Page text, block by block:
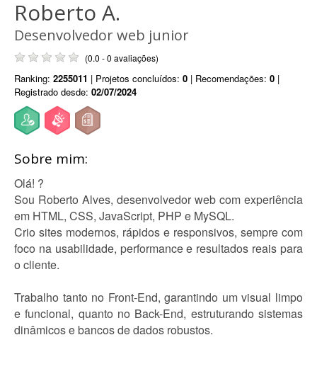
Roberto A.
Desenvolvedor web junior
(0.0 - 0 avaliações)
Ranking: 2255011 | Projetos concluídos: 0 | Recomendações: 0 |
Registrado desde: 02/07/2024
Sobre mim:
Olá! ?
Sou Roberto Alves, desenvolvedor web com experiência
em HTML, CSS, JavaScript, PHP e MySQL.
Crio sites modernos, rápidos e responsivos, sempre com
foco na usabilidade, performance e resultados reais para
o cliente.
Trabalho tanto no Front-End, garantindo um visual limpo
e funcional, quanto no Back-End, estruturando sistemas
dinâmicos e bancos de dados robustos.